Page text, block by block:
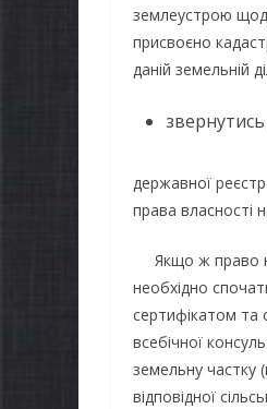
землеустрою
присвоєно
даній земельній
державної
права власності
Якщо ж право на
необхідно
сертифікатом та
всебічної
земельну частку
відповідної
майбутніх
уже
оформити
школяра»